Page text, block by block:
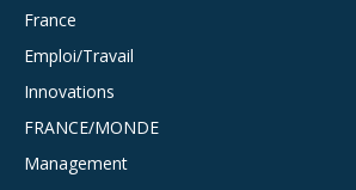
France
Emploi/Travail
Innovations
FRANCE/MONDE
Management